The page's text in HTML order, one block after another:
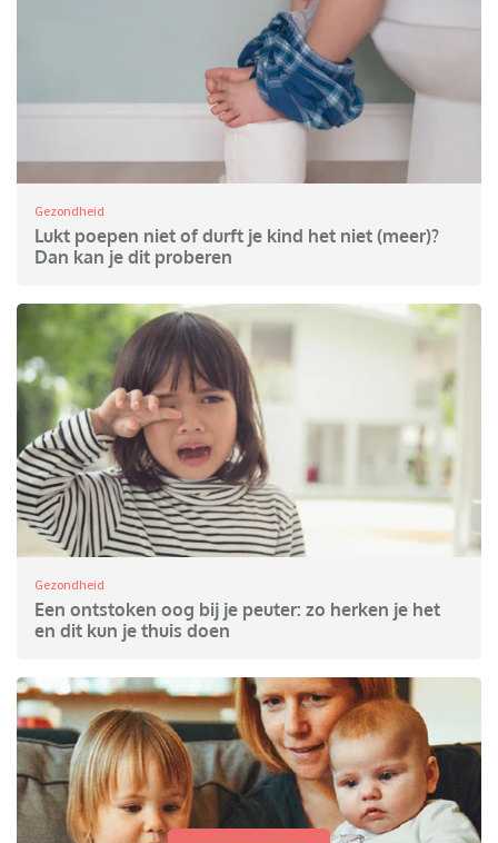
Gezondheid
Lukt poepen niet of durft je kind het niet (meer)?
Dan kan je dit proberen
Gezondheid
Een ontstoken oog bij je peuter: zo herken je het
en dit kun je thuis doen